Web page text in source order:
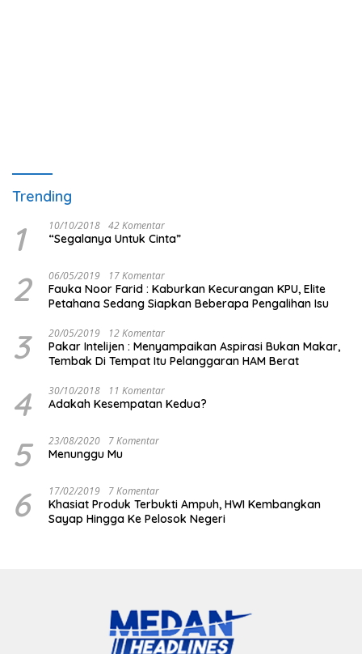
Trending
1 10/10/2018 42 Komentar
“Segalanya Untuk Cinta”
2 06/05/2019 17 Komentar
Fauka Noor Farid : Kaburkan Kecurangan KPU, Elite
Petahana Sedang Siapkan Beberapa Pengalihan Isu
3 20/05/2019 12 Komentar
Pakar Intelijen : Menyampaikan Aspirasi Bukan Makar,
Tembak Di Tempat Itu Pelanggaran HAM Berat
4 30/10/2018 11 Komentar
Adakah Kesempatan Kedua?
5 23/08/2020 7 Komentar
Menunggu Mu
6 17/02/2019 7 Komentar
Khasiat Produk Terbukti Ampuh, HWI Kembangkan
Sayap Hingga Ke Pelosok Negeri